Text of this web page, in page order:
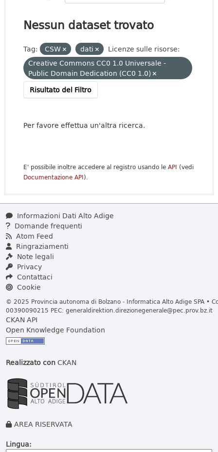
Nessun dataset trovato
Tag: CSW dati
Licenze sulle risorse:
Creative Commons CC0 1.0 Universale -
Public Domain Dedication (CC0 1.0)
Risultato del Filtro
Per favore effettua un'altra ricerca.
E' possibile inoltre accedere al registro usando le API (vedi
Documentazione API).
Informazioni Dati Alto Adige
Domande frequenti
Atom Feed
Ringraziamenti
Note legali
Privacy
Contattaci
Cookie
© 2025 Provincia autonoma di Bolzano - Informatica Alto Adige SPA •
00390090215 PEC: generaldirektion.direzionegenerale@pec.prov.bz.it
CKAN API
Open Knowledge Foundation
Realizzato conCKAN
AREA RISERVATA
Lingua